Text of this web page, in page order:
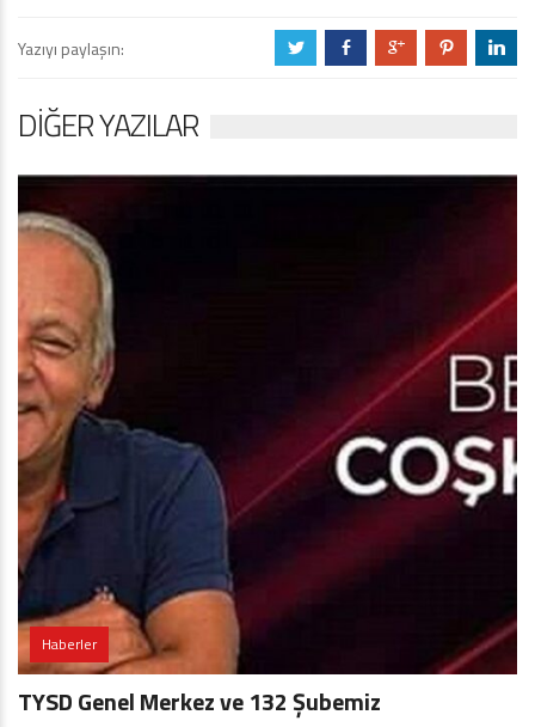
Yazıyı paylaşın: a b c d j
DIĞER YAZILAR
Haberler
TYSD Genel Merkez ve 132 Şubemiz